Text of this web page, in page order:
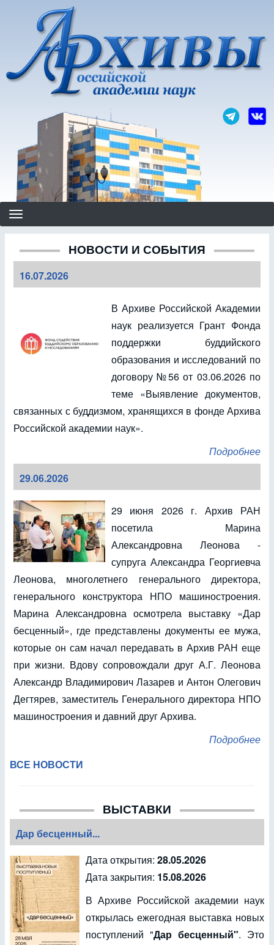
основному
содержанию
НОВОСТИ И СОБЫТИЯ
16.07.2026
В Архиве Российской Академии
наук реализуется Грант Фонда
поддержки буддийского
образования и исследований по
договору №56 от 03.06.2026 по
теме «Выявление документов,
связанных с буддизмом, хранящихся в фонде Архива
Российской академии наук».
Подробнее
29.06.2026
29 июня 2026 г. Архив РАН
посетила Марина
Александровна Леонова -
супруга Александра Георгиевча
Леонова, многолетнего генерального директора,
генерального конструктора НПО машиностроения.
Марина Александровна осмотрела выставку «Дар
бесценный», где представлены документы ее мужа,
которые он сам начал передавать в Архив РАН еще
при жизни. Вдову сопровождали друг А.Г. Леонова
Александр Владимирович Лазарев и Антон Олегович
Дегтярев, заместитель Генерального директора НПО
машиностроения и давний друг Архива.
Подробнее
ВСЕ НОВОСТИ
ВЫСТАВКИ
Дар бесценный...
Дата открытия: 28.05.2026
Дата закрытия: 15.08.2026
В Архиве Российской академии наук
открылась ежегодная выставка новых
поступлений "Дар бесценный". Это